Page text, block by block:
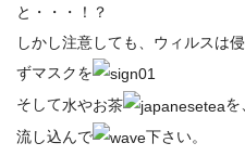
と・・・！？
しかし注意しても、ウィルスは
ずマスクを
そして水やお茶
を
流し込んで
下さい。